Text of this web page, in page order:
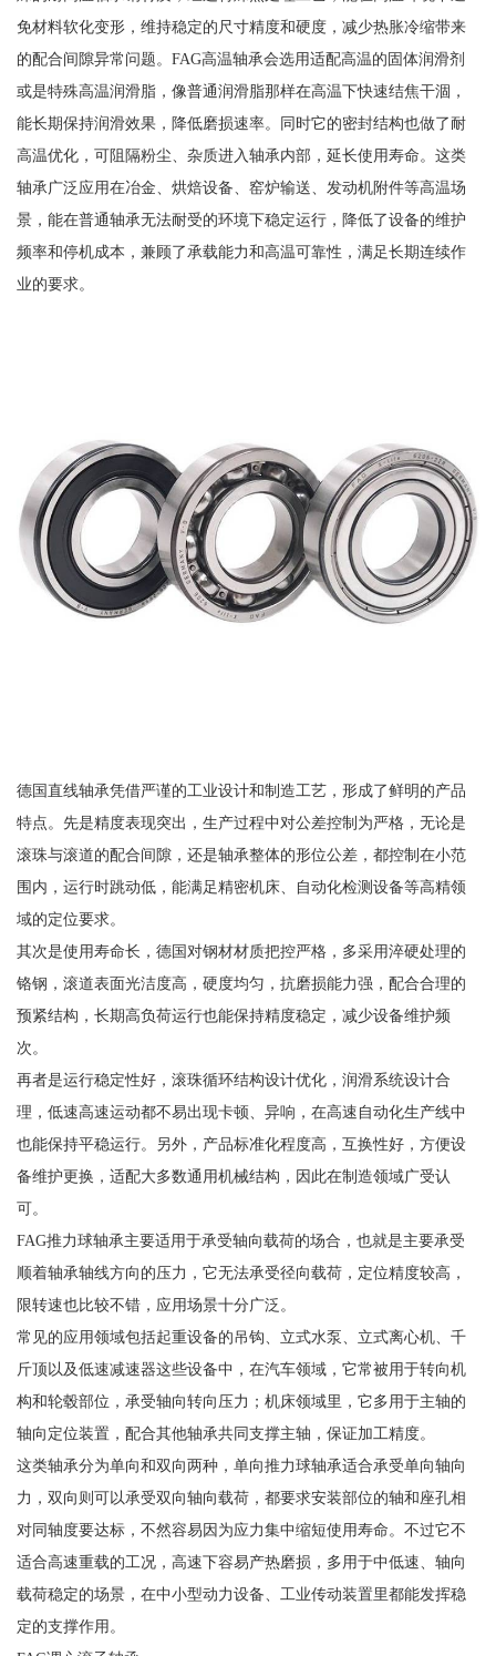
免材料软化变形，维持稳定的尺寸精度和硬度，减少热胀冷缩带来
的配合间隙异常问题。FAG高温轴承会选用适配高温的固体润滑剂
或是特殊高温润滑脂，像普通润滑脂那样在高温下快速结焦干涸，
能长期保持润滑效果，降低磨损速率。同时它的密封结构也做了耐
高温优化，可阻隔粉尘、杂质进入轴承内部，延长使用寿命。这类
轴承广泛应用在冶金、烘焙设备、窑炉输送、发动机附件等高温场
景，能在普通轴承无法耐受的环境下稳定运行，降低了设备的维护
频率和停机成本，兼顾了承载能力和高温可靠性，满足长期连续作
业的要求。
德国直线轴承凭借严谨的工业设计和制造工艺，形成了鲜明的产品
特点。先是精度表现突出，生产过程中对公差控制为严格，无论是
滚珠与滚道的配合间隙，还是轴承整体的形位公差，都控制在小范
围内，运行时跳动低，能满足精密机床、自动化检测设备等高精领
域的定位要求。
其次是使用寿命长，德国对钢材材质把控严格，多采用淬硬处理的
铬钢，滚道表面光洁度高，硬度均匀，抗磨损能力强，配合合理的
预紧结构，长期高负荷运行也能保持精度稳定，减少设备维护频
次。
再者是运行稳定性好，滚珠循环结构设计优化，润滑系统设计合
理，低速高速运动都不易出现卡顿、异响，在高速自动化生产线中
也能保持平稳运行。另外，产品标准化程度高，互换性好，方便设
备维护更换，适配大多数通用机械结构，因此在制造领域广受认
可。
FAG推力球轴承主要适用于承受轴向载荷的场合，也就是主要承受
顺着轴承轴线方向的压力，它无法承受径向载荷，定位精度较高，
限转速也比较不错，应用场景十分广泛。
常见的应用领域包括起重设备的吊钩、立式水泵、立式离心机、千
斤顶以及低速减速器这些设备中，在汽车领域，它常被用于转向机
构和轮毂部位，承受轴向转向压力；机床领域里，它多用于主轴的
轴向定位装置，配合其他轴承共同支撑主轴，保证加工精度。
这类轴承分为单向和双向两种，单向推力球轴承适合承受单向轴向
力，双向则可以承受双向轴向载荷，都要求安装部位的轴和座孔相
对同轴度要达标，不然容易因为应力集中缩短使用寿命。不过它不
适合高速重载的工况，高速下容易产热磨损，多用于中低速、轴向
载荷稳定的场景，在中小型动力设备、工业传动装置里都能发挥稳
定的支撑作用。